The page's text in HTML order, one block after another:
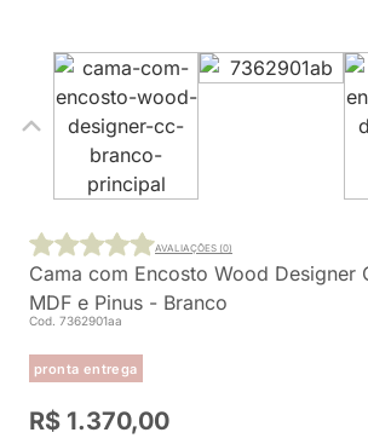
Cama com Encosto Wood Designer
MDF e Pinus - Branco
Cod. 7362901aa
pronta entrega
AVALIAÇÕES (0)
R$ 1.370,00